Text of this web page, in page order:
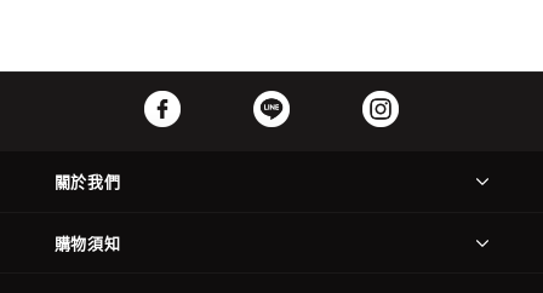
關於我們
購物須知